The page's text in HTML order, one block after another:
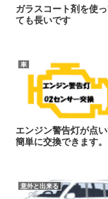
ガラスコート剤を使
ても長いです
車
エンジン警告灯が点
簡単に交換できます。
意外と出来る